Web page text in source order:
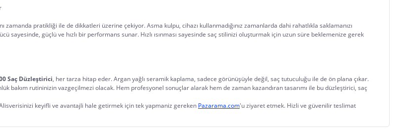
zamanda pratikliği ile de dikkatleri üzerine çekiyor. Asma kulpu, cihazı kullanmadığınız zamanlarda dahi rahatlıkla saklamanızı
sayesinde, güçlü ve hızlı bir performans sunar. Hızlı ısınması sayesinde saç stilinizi oluşturmak için uzun süre beklemenize gerek
Saç Düzleştirici, her tarza hitap eder. Argan yağlı seramik kaplama, sadece görünüşüyle değil, saç tutuculuğu ile de ön plana çıkar.
bakım rutininizin vazgeçilmezi olacak. Hem profesyonel sonuçlar alarak hem de zaman kazandıran tasarımı ile bu düzleştirici, saç
keyifli ve avantajli hale getirmek için tek yapmaniz gereken Pazarama.com'u ziyaret etmek. Hizli ve güvenilir teslimat